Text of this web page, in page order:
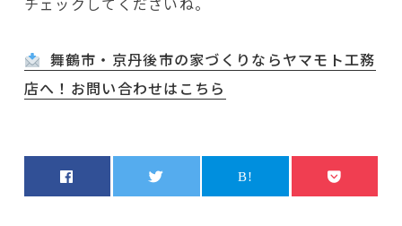
舞鶴市・京丹後市の家づくりならヤマモト工務
店へ！お問い合わせはこちら